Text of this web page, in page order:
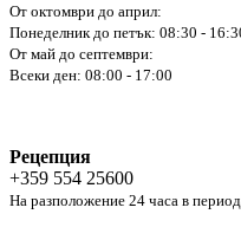
От октомври до април:
Понеделник до петък: 08:30 -
От май до септември:
Всеки ден: 08:00 - 17:00
Рецепция
+359 554 25600
На разположение 24 часа в